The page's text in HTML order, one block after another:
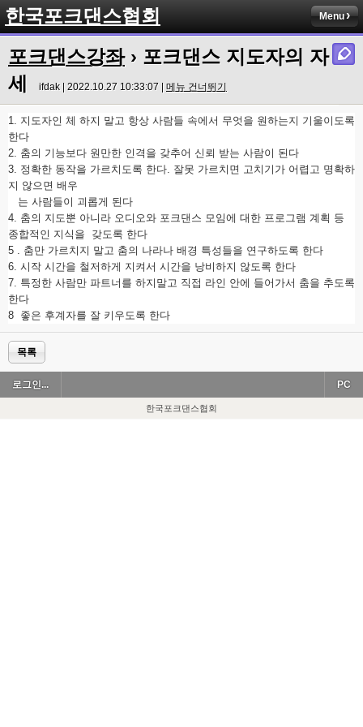
한국포크댄스협회 Menu
포크댄스강좌› 포크댄스 지도자의 자
세
ifdak | 2022.10.27 10:33:07 | 메뉴 건너뛰기
1. 지도자인 체 하지 말고 항상 사람들 속에서 무엇을 원하는지 기울이도록
한다
2. 춤의 기능보다 원만한 인격을 갖추어 신뢰 받는 사람이 된다
3. 정확한 동작을 가르치도록 한다. 잘못 가르치면 고치기가 어렵고 명확하
지 않으면 배우
는 사람들이 괴롭게 된다
4. 춤의 지도뿐 아니라 오디오와 포크댄스 모임에 대한 프로그램 계획 등
종합적인 지식을 갖도록 한다
5 . 춤만 가르치지 말고 춤의 나라나 배경 특성들을 연구하도록 한다
6. 시작 시간을 철저하게 지켜서 시간을 낭비하지 않도록 한다
7. 특정한 사람만 파트너를 하지말고 직접 라인 안에 들어가서 춤을 추도록
한다
8 좋은 후계자를 잘 키우도록 한다
목록
로그인... PC
한국포크댄스협회